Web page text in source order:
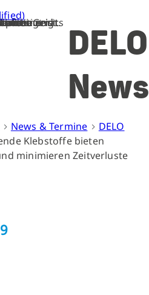
DELO
News
News & Termine
DELO
Klebstoffe bieten
minimieren Zeitverluste